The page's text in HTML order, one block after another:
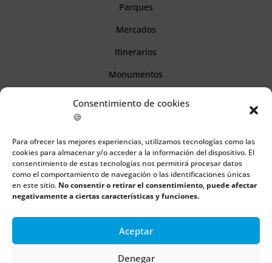
Consentimiento de cookies
🍪
Para ofrecer las mejores experiencias, utilizamos tecnologías como las
cookies para almacenar y/o acceder a la información del dispositivo. El
consentimiento de estas tecnologías nos permitirá procesar datos
como el comportamiento de navegación o las identificaciones únicas
en este sitio. No consentir o retirar el consentimiento, puede afectar
negativamente a ciertas características y funciones.
Aceptar
Denegar
Parques
Mercados
Itinerarios
Monumentos
Información
Aviso legal
Política de cookies
Política de privacidad